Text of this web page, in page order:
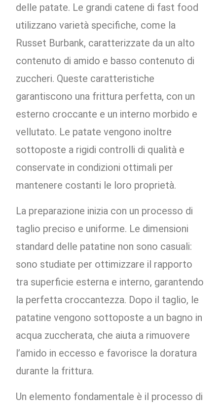
delle patate. Le grandi catene di fast food
utilizzano varietà specifiche, come la
Russet Burbank, caratterizzate da un alto
contenuto di amido e basso contenuto di
zuccheri. Queste caratteristiche
garantiscono una frittura perfetta, con un
esterno croccante e un interno morbido e
vellutato. Le patate vengono inoltre
sottoposte a rigidi controlli di qualità e
conservate in condizioni ottimali per
mantenere costanti le loro proprietà.
La preparazione inizia con un processo di
taglio preciso e uniforme. Le dimensioni
standard delle patatine non sono casuali:
sono studiate per ottimizzare il rapporto
tra superficie esterna e interno, garantendo
la perfetta croccantezza. Dopo il taglio, le
patatine vengono sottoposte a un bagno in
acqua zuccherata, che aiuta a rimuovere
l’amido in eccesso e favorisce la doratura
durante la frittura.
Un elemento fondamentale è il processo di